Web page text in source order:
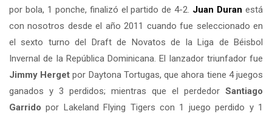
por bola, 1 ponche, finalizó el partido de 4-2. Juan Duran está
con nosotros desde el año 2011 cuando fue seleccionado en
el sexto turno del Draft de Novatos de la Liga de Béisbol
Invernal de la República Dominicana. El lanzador triunfador fue
Jimmy Herget por Daytona Tortugas, que ahora tiene 4 juegos
ganados y 3 perdidos; mientras que el perdedor Santiago
Garrido por Lakeland Flying Tigers con 1 juego perdido y 1